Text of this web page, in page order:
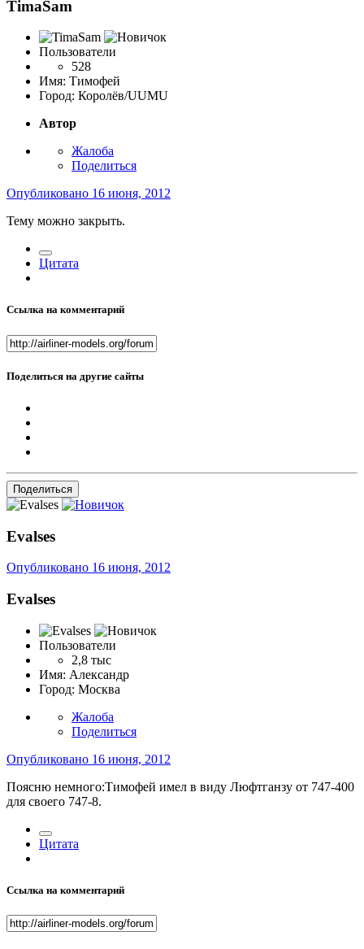
TimaSam
Пользователи
528
Имя: Тимофей
Город: Королёв/UUMU
Автор
Жалоба
Поделиться
Опубликовано 16 июня, 2012
Тему можно закрыть.
Цитата
Ссылка на комментарий
Поделиться на другие сайты
Поделиться
Evalses
Опубликовано 16 июня, 2012
Evalses
Пользователи
2,8 тыс
Имя: Александр
Город: Москва
Жалоба
Поделиться
Опубликовано 16 июня, 2012
Поясню немного:Тимофей имел в виду Люфтганзу от 747-400
для своего 747-8.
Цитата
Ссылка на комментарий